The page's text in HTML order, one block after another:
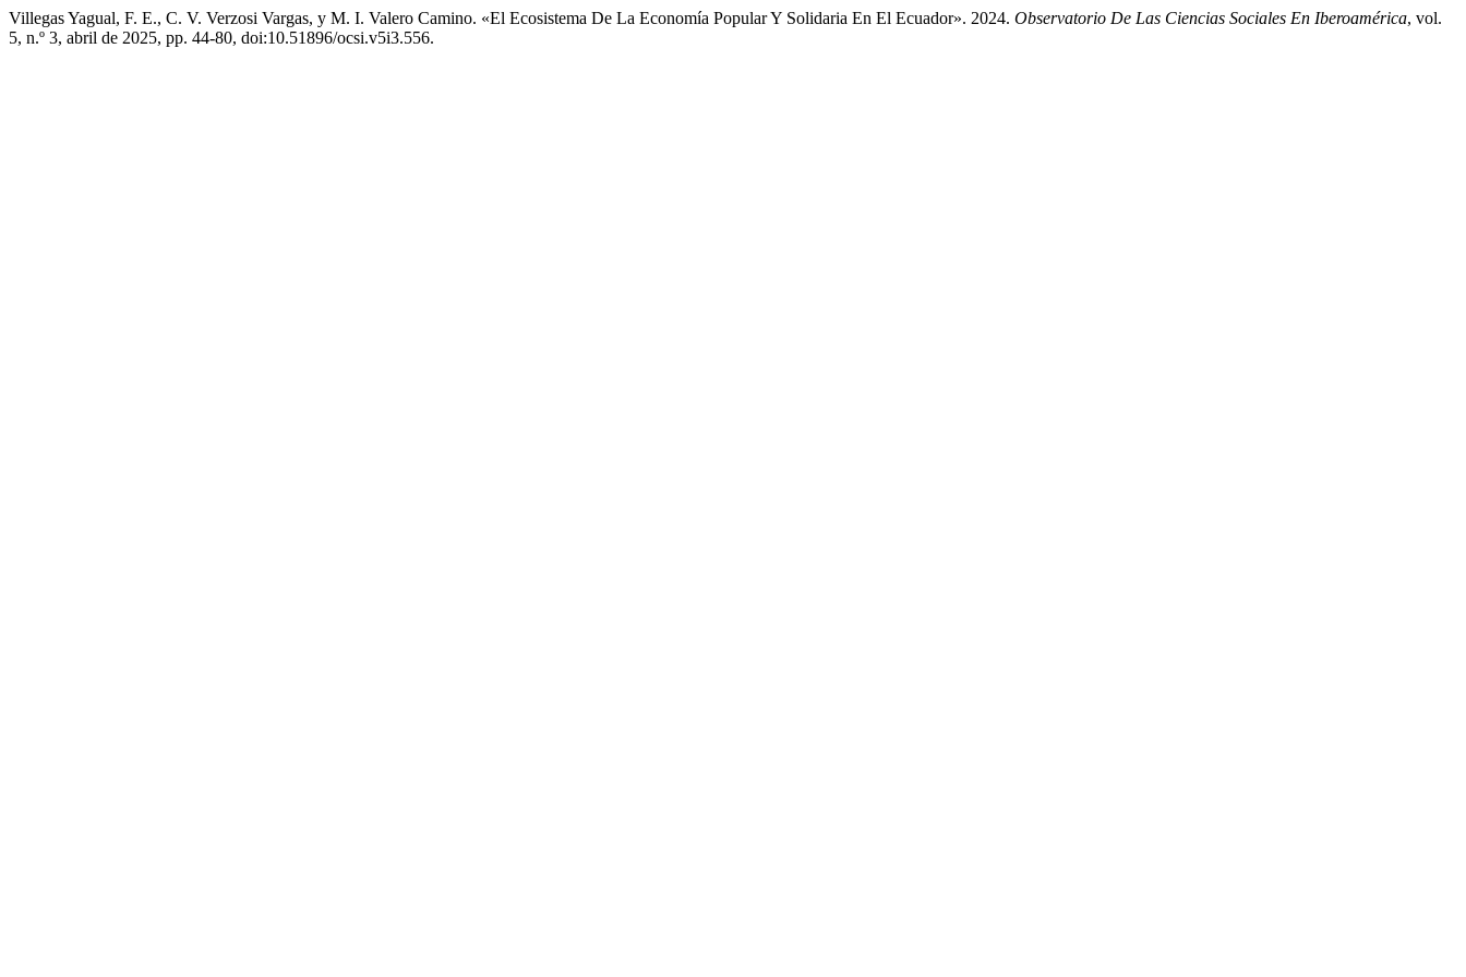
Villegas Yagual, F. E., C. V. Verzosi Vargas, y M. I. Valero Camino. «El Ecosistema De La Economía Popular Y Solidaria En El Ecuador». 2024. Observatorio De Las Ciencias Sociales En Iberoamérica, vol.
5, n.º 3, abril de 2025, pp. 44-80, doi:10.51896/ocsi.v5i3.556.